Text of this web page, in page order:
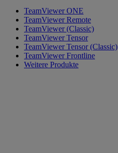
TeamViewer ONE
TeamViewer Remote
TeamViewer (Classic)
TeamViewer Tensor
TeamViewer Tensor (Classic)
TeamViewer Frontline
Weitere Produkte